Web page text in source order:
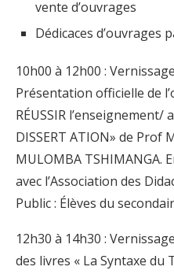
vente d’ouvrages
Dédicaces d’ouvrages
10h00 à 12h00 :
Présentation officielle de
RÉUSSIR
DISSERT ATION» de Prof
MULOMBA TSHIMANGA.
avec l’Association des
Public : Élèves du
12h30 à 14h30 :
des livres « La Syntaxe du